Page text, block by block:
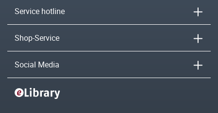
Service hotline
Shop-Service
Social Media